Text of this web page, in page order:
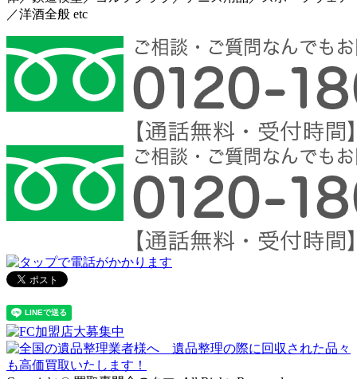
／洋酒全般 etc